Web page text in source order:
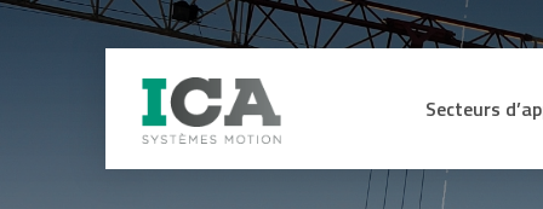
Secteurs